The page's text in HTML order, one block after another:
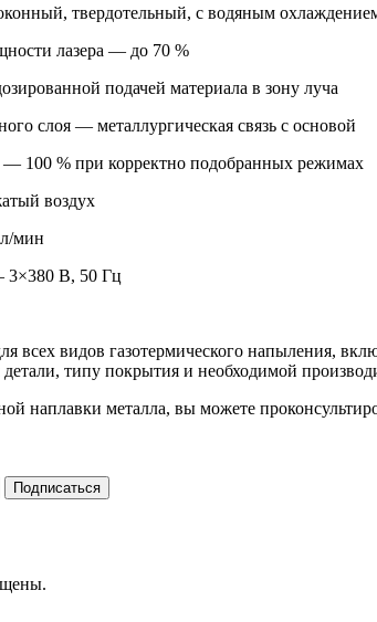
твердотельный, с водяным
лазера — до 70 %
подачей материала в зону луча
слоя — металлургическая связь с основой
— 100 % при корректно подобранных режимах
воздух
мин
3×380 В, 50 Гц
всех видов газотермического напыления,
типу покрытия и необходимой
наплавки металла, вы можете